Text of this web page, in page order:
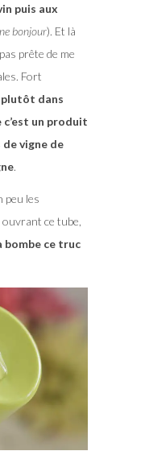
puis aux
bonjour). Et là
prête de me
Fort
dans
c’est un produit
vigne de
.
peu les
ce tube,
bombe ce truc